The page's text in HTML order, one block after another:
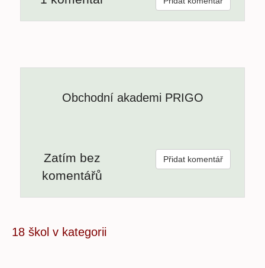
Obchodní akademi PRIGO
Zatím bez
komentářů
Přidat komentář
18 škol v kategorii